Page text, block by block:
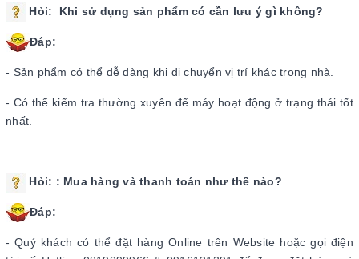
Hỏi: Khi sử dụng sản phẩm có cần lưu ý gì không?
Đáp:
- Sản phẩm có thể dễ dàng khi di chuyển vị trí khác trong nhà.
- Có thể kiểm tra thường xuyên để máy hoạt động ở trạng thái tốt
nhất.
Hỏi: : Mua hàng và thanh toán như thế nào?
Đáp:
- Quý khách có thể đặt hàng Online trên Website hoặc gọi điện